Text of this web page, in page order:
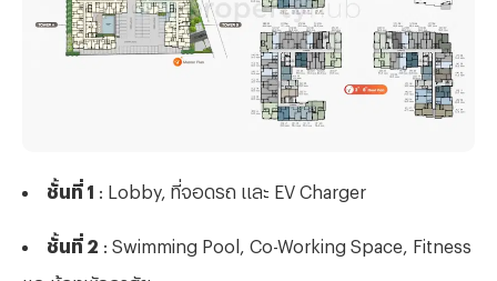
ชั้นที่ 1 : Lobby, ที่จอดรถ และ EV Charger
ชั้นที่ 2 : Swimming Pool, Co-Working Space, Fitness